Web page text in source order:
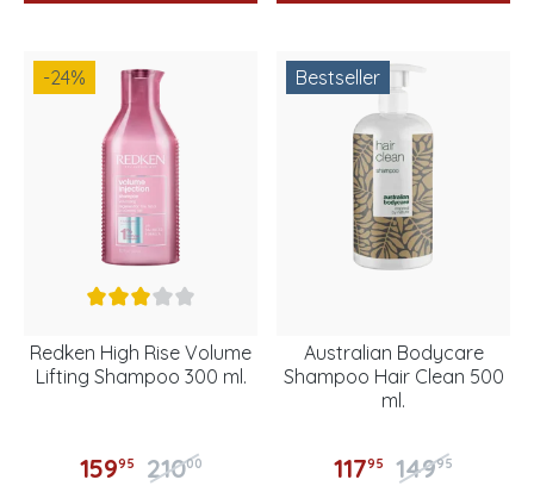
-24%
Redken High Rise Volume
Lifting Shampoo 300 ml.
15995 21000
Bestseller
Australian Bodycare
Shampoo Hair Clean 500
ml.
11795 14995